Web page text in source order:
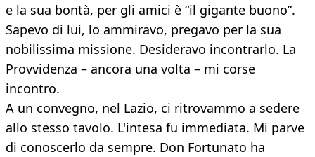
e la sua bontà, per gli amici è “il gigante buono”.
Sapevo di lui, lo ammiravo, pregavo per la sua
nobilissima missione. Desideravo incontrarlo. La
Provvidenza – ancora una volta – mi corse
incontro.
A un convegno, nel Lazio, ci ritrovammo a sedere
allo stesso tavolo. L'intesa fu immediata. Mi parve
di conoscerlo da sempre. Don Fortunato ha